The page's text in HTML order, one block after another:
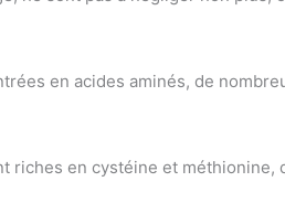
en acides aminés, de
riches en cystéine et